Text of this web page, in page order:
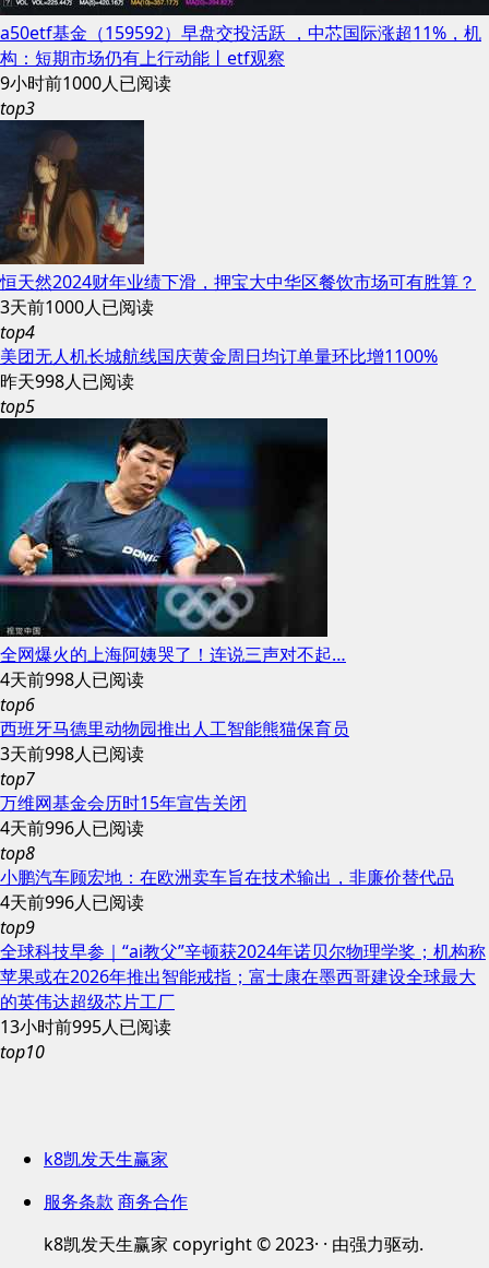
a50etf基金（159592）早盘交投活跃 ，中芯国际涨超11%，机
构：短期市场仍有上行动能丨etf观察
9小时前1000人已阅读
top3
恒天然2024财年业绩下滑，押宝大中华区餐饮市场可有胜算？
3天前1000人已阅读
top4
美团无人机长城航线国庆黄金周日均订单量环比增1100%
昨天998人已阅读
top5
全网爆火的上海阿姨哭了！连说三声对不起…
4天前998人已阅读
top6
西班牙马德里动物园推出人工智能熊猫保育员
3天前998人已阅读
top7
万维网基金会历时15年宣告关闭
4天前996人已阅读
top8
小鹏汽车顾宏地：在欧洲卖车旨在技术输出，非廉价替代品
4天前996人已阅读
top9
全球科技早参｜“ai教父”辛顿获2024年诺贝尔物理学奖；机构称
苹果或在2026年推出智能戒指；富士康在墨西哥建设全球最大
的英伟达超级芯片工厂
13小时前995人已阅读
top10
k8凯发天生赢家
服务条款 商务合作
k8凯发天生赢家 copyright © 2023· · 由强力驱动.